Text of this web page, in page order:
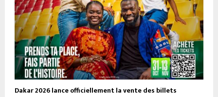
Dakar 2026 lance officiellement la vente des billets